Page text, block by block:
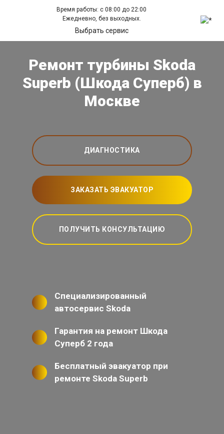
Время работы: с 08:00 до 22:00
Ежедневно, без выходных.
Выбрать сервис
Ремонт турбины Skoda
Superb (Шкода Суперб) в
Москве
ДИАГНОСТИКА
ЗАКАЗАТЬ ЭВАКУАТОР
ПОЛУЧИТЬ КОНСУЛЬТАЦИЮ
Специализированный
автосервис Skoda
Гарантия на ремонт Шкода
Суперб 2 года
Бесплатный эвакуатор при
ремонте Skoda Superb